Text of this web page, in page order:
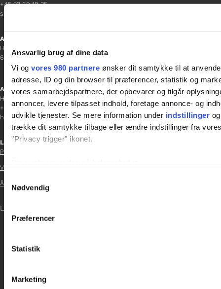
Ansvarlig brug af dine data
Vi og vores 980 partnere ønsker dit samtykke til at
adresse, ID og din browser til præferencer, statistik og
vores samarbejdspartnere, der opbevarer og tilgår
annoncer, levere tilpasset indhold, foretage annonce- og
udvikle tjenester. Se mere information under indstillinger
trække dit samtykke tilbage eller ændre indstillinger fra
"Privacy trigger" ikonet.
Vi bruger cookies til at tilpasse vores indhold og annoncer,
data med andre oplysninger, du har givet dem, eller som de
Nødvendig
Præferencer
Statistik
Marketing
+45 23 69 19 35
sanne.h@gladfonden.dk
Aabenraa
H P Hanssens Gade 23, 2.
6200 Aabenraa
Afdelingschef
Helene Teichert
+45 29 37 32 41
helene.t@gladfonden.dk
Links
Persondatapolitik
Vedtægter
Årsrapport 2021
LOG IND